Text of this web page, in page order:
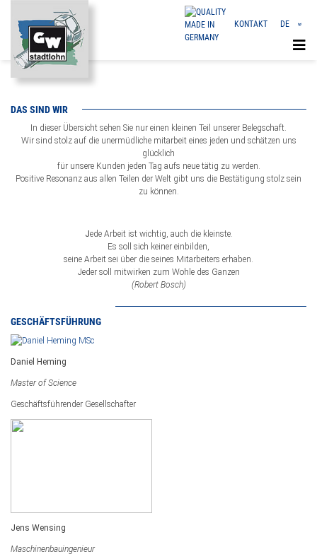
KONTAKT DE «
DAS SIND WIR
In dieser Übersicht sehen Sie nur einen kleinen Teil unserer Belegschaft.
Wir sind stolz auf die unermüdliche mitarbeit eines jeden und schätzen uns
glücklich
für unsere Kunden jeden Tag aufs neue tätig zu werden.
Positive Resonanz aus allen Teilen der Welt gibt uns die Bestätigung stolz sein
zu können.
Jede Arbeit ist wichtig, auch die kleinste.
Es soll sich keiner einbilden,
seine Arbeit sei über die seines Mitarbeiters erhaben.
Jeder soll mitwirken zum Wohle des Ganzen
(Robert Bosch)
GESCHÄFTSFÜHRUNG
Daniel Heming
Master of Science
Geschäftsführender Gesellschafter
Jens Wensing
Maschinenbauingenieur